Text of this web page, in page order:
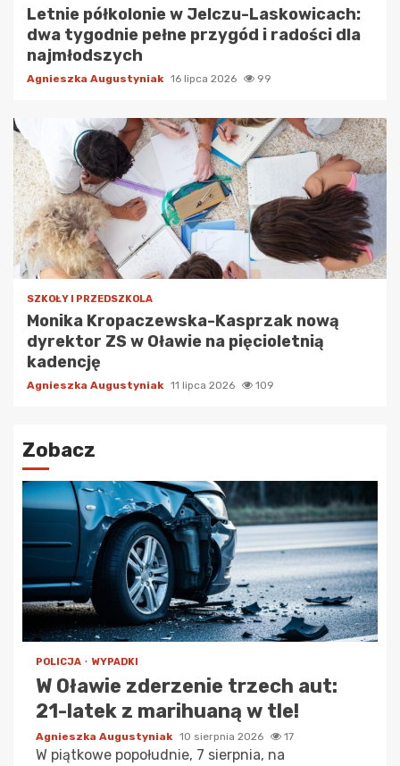
Letnie półkolonie w Jelczu-Laskowicach:
dwa tygodnie pełne przygód i radości dla
najmłodszych
Agnieszka Augustyniak 16 lipca 2026 99
SZKOŁY I PRZEDSZKOLA
Monika Kropaczewska-Kasprzak nową
dyrektor ZS w Oławie na pięcioletnią
kadencję
Agnieszka Augustyniak 11 lipca 2026 109
Zobacz
POLICJA WYPADKI
W Oławie zderzenie trzech aut:
21-latek z marihuaną w tle!
Agnieszka Augustyniak 10 sierpnia 2026 17
W piątkowe popołudnie, 7 sierpnia, na